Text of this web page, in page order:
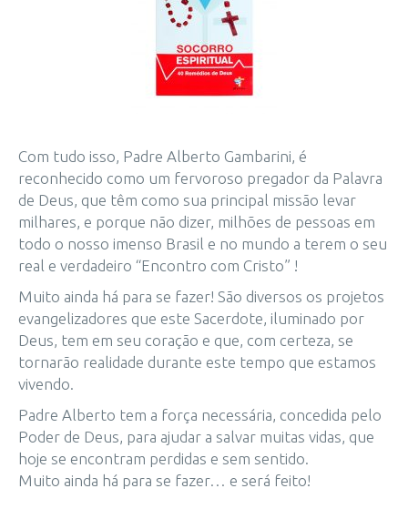
Com tudo isso, Padre Alberto Gambarini, é
reconhecido como um fervoroso pregador da Palavra
de Deus, que têm como sua principal missão levar
milhares, e porque não dizer, milhões de pessoas em
todo o nosso imenso Brasil e no mundo a terem o seu
real e verdadeiro “Encontro com Cristo” !
Muito ainda há para se fazer! São diversos os projetos
evangelizadores que este Sacerdote, iluminado por
Deus, tem em seu coração e que, com certeza, se
tornarão realidade durante este tempo que estamos
vivendo.
Padre Alberto tem a força necessária, concedida pelo
Poder de Deus, para ajudar a salvar muitas vidas, que
hoje se encontram perdidas e sem sentido.
Muito ainda há para se fazer… e será feito!